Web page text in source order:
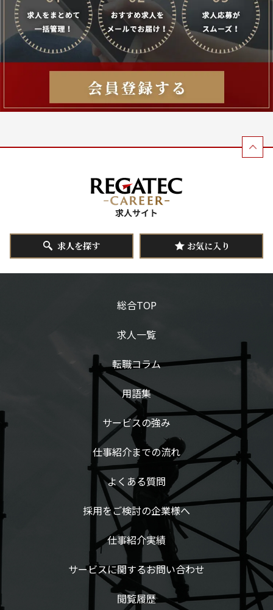
求人を探す お気に入り
総合TOP
求人一覧
転職コラム
用語集
サービスの強み
仕事紹介までの流れ
よくある質問
採用をご検討の企業様へ
仕事紹介実績
サービスに関するお問い合わせ
閲覧履歴